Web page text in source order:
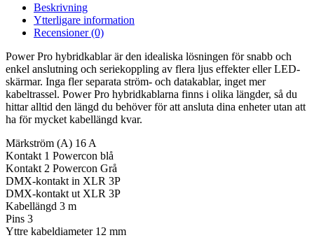
Beskrivning
Ytterligare information
Recensioner (0)
Power Pro hybridkablar är den idealiska lösningen för snabb och
enkel anslutning och seriekoppling av flera ljus effekter eller LED-
skärmar. Inga fler separata ström- och datakablar, inget mer
kabeltrassel. Power Pro hybridkablarna finns i olika längder, så du
hittar alltid den längd du behöver för att ansluta dina enheter utan att
ha för mycket kabellängd kvar.
Märkström (A) 16 A
Kontakt 1 Powercon blå
Kontakt 2 Powercon Grå
DMX-kontakt in XLR 3P
DMX-kontakt ut XLR 3P
Kabellängd 3 m
Pins 3
Yttre kabeldiameter 12 mm